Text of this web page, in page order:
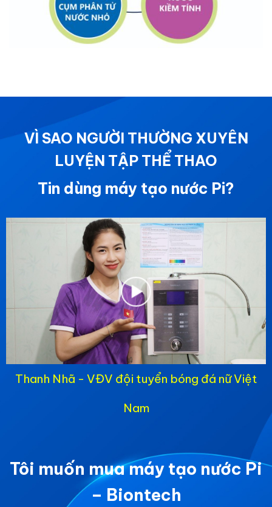
VÌ SAO NGƯỜI THƯỜNG XUYÊN
LUYỆN TẬP THỂ THAO
Tin dùng máy tạo nước Pi?
Thanh Nhã - VĐV đội tuyển bóng đá nữ Việt
Nam
Tôi muốn mua máy tạo nước Pi
– Biontech